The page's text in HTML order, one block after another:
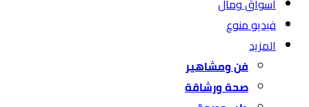
فيديو منوع
المزيد
فن ومشاهير
صحة ورشاقة